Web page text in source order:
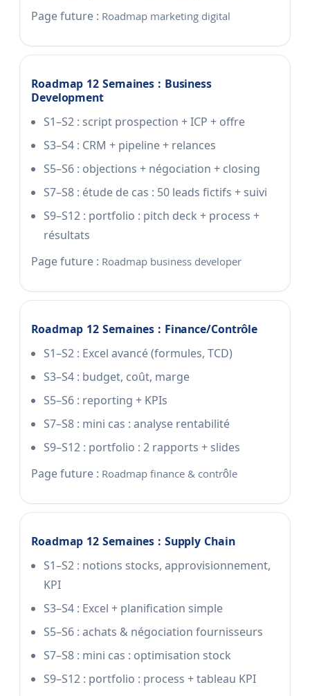
Page future : Roadmap marketing digital
Roadmap 12 Semaines : Business
Development
S1–S2 : script prospection + ICP + offre
S3–S4 : CRM + pipeline + relances
S5–S6 : objections + négociation + closing
S7–S8 : étude de cas : 50 leads fictifs + suivi
S9–S12 : portfolio : pitch deck + process +
résultats
Page future : Roadmap business developer
Roadmap 12 Semaines : Finance/contrôle
S1–S2 : Excel avancé (formules, TCD)
S3–S4 : budget, coût, marge
S5–S6 : reporting + KPIs
S7–S8 : mini cas : analyse rentabilité
S9–S12 : portfolio : 2 rapports + slides
Page future : Roadmap finance & contrôle
Roadmap 12 Semaines : Supply Chain
S1–S2 : notions stocks, approvisionnement,
KPI
S3–S4 : Excel + planification simple
S5–S6 : achats & négociation fournisseurs
S7–S8 : mini cas : optimisation stock
S9–S12 : portfolio : process + tableau KPI